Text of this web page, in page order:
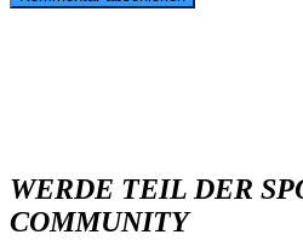
WERDE TEIL DER
COMMUNITY